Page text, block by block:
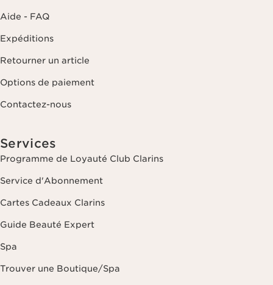
Aide - FAQ
Expéditions
Retourner un article
Options de paiement
Contactez-nous
Services
Programme de Loyauté Club Clarins
Service d'Abonnement
Cartes Cadeaux Clarins
Guide Beauté Expert
Spa
Trouver une Boutique/Spa